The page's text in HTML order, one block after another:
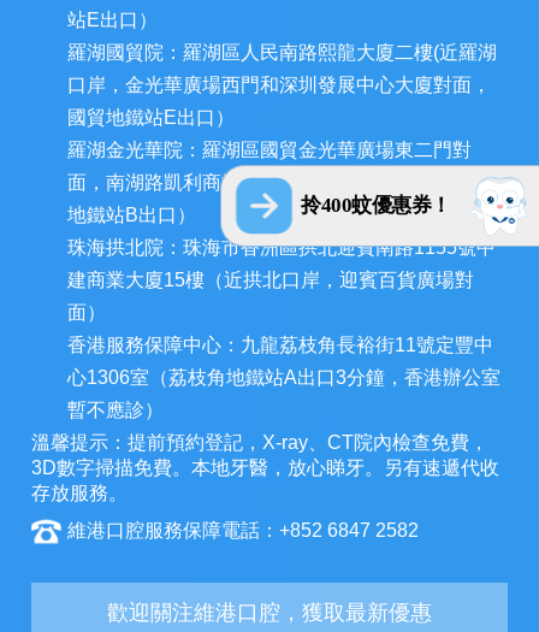
拎400蚊優惠券！
站E出口）
羅湖國貿院：羅湖區人民南路熙龍大廈二樓(近羅湖
口岸，金光華廣場西門和深圳發展中心大廈對面，
國貿地鐵站E出口）
羅湖金光華院：羅湖區國貿金光華廣場東二門對
面，南湖路凱利商業廣場地鋪（近羅湖口岸、國貿
地鐵站B出口）
珠海拱北院：珠海市香洲區拱北迎賓南路1155號中
建商業大廈15樓（近拱北口岸，迎賓百貨廣場對
面）
香港服務保障中心：九龍荔枝角長裕街11號定豐中
心1306室（荔枝角地鐵站A出口3分鐘，香港辦公室
暫不應診）
溫馨提示：提前預約登記，X-ray、CT院內檢查免費，
3D數字掃描免費。本地牙醫，放心睇牙。另有速遞代收
存放服務。
維港口腔服務保障電話：+852 6847 2582
歡迎關注維港口腔，獲取最新優惠